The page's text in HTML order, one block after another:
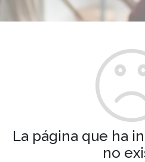
La página que ha
no